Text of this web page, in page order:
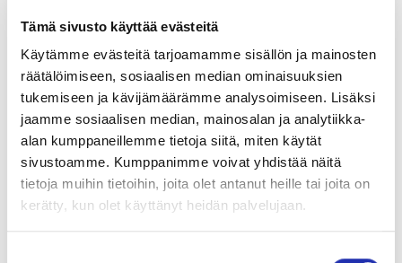
Tämä sivusto käyttää evästeitä
Käytämme evästeitä tarjoamamme sisällön ja mainosten
räätälöimiseen, sosiaalisen median ominaisuuksien
tukemiseen ja kävijämäärämme analysoimiseen. Lisäksi
jaamme sosiaalisen median, mainosalan ja analytiikka-
alan kumppaneillemme tietoja siitä, miten käytät
sivustoamme. Kumppanimme voivat yhdistää näitä
tietoja muihin tietoihin, joita olet antanut heille tai joita on
kerätty, kun olet käyttänyt heidän palvelujaan.
ja Yleisötapahtumien turvallisuus -seminaarille.
Sisällön suunnittelussa on ollut mukana laaja joukko
tapahtuma-alan toimijoita ja tapahtumaturvallisuuden
parissa toimivia viranomaisia. Tilaisuuden
organisoinnista ja hallinnoinnista vastaa
Palopäällystöliitto.